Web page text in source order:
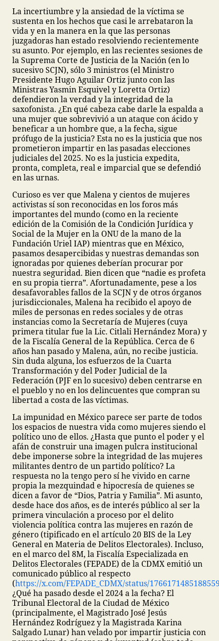
La incertiumbre y la ansiedad de la víctima se
sustenta en los hechos que casi le arrebataron la
vida y en la manera en la que las personas
juzgadoras han estado resolviendo recientemente
su asunto. Por ejemplo, en las recientes sesiones de
la Suprema Corte de Justicia de la Nación (en lo
sucesivo SCJN), sólo 3 ministros (el Ministro
Presidente Hugo Aguilar Ortiz junto con las
Ministras Yasmin Esquivel y Loretta Ortiz)
defendieron la verdad y la integridad de la
saxofonista. ¿En qué cabeza cabe darle la espalda a
una mujer que sobrevivió a un ataque con ácido y
beneficar a un hombre que, a la fecha, sigue
prófugo de la justicia? Esta no es la justicia que nos
prometieron impartir en las pasadas elecciones
judiciales del 2025. No es la justicia expedita,
pronta, completa, real e imparcial que se defendió
en las urnas.
Curioso es ver que Malena y cientos de mujeres
activistas sí son reconocidas en los foros más
importantes del mundo (como en la reciente
edición de la Comisión de la Condición Jurídica y
Social de la Mujer en la ONU de la mano de la
Fundación Uriel IAP) mientras que en México,
pasamos desapercibidas y nuestras demandas son
ignoradas por quienes deberían procurar por
nuestra seguridad. Bien dicen que “nadie es profeta
en su propia tierra”. Afortunadamente, pese a los
desafavorables fallos de la SCJN y de otros órganos
jurisdiccionales, Malena ha recibido el apoyo de
miles de personas en redes sociales y de otras
instancias como la Secretaría de Mujeres (cuya
primera titular fue la Lic. Citlali Hernández Mora) y
de la Fiscalía General de la República. Cerca de 6
años han pasado y Malena, aún, no recibe justicia.
Sin duda alguna, los esfuerzos de la Cuarta
Transformación y del Poder Judicial de la
Federación (PJF en lo sucesivo) deben centrarse en
el pueblo y no en los delincuentes que compran su
libertad a costa de las víctimas.
La impunidad en México parece ser parte de todos
los espacios de nuestra vida como mujeres siendo el
político uno de ellos. ¿Hasta que punto el poder y el
afán de construir una imagen pulcra institucional
debe imponerse sobre la integridad de las mujeres
militantes dentro de un partido político? La
respuesta no la tengo pero sí he vivido en carne
propia la mezquindad e hipocresía de quienes se
dicen a favor de “Dios, Patria y Familia”. Mi asunto,
desde hace dos años, es de interés público al ser la
primera vinculación a proceso por el delito
violencia política contra las mujeres en razón de
género (tipificado en el artículo 20 BIS de la Ley
General en Materia de Delitos Electorales). Incluso,
en el marco del 8M, la Fiscalía Especializada en
Delitos Electorales (FEPADE) de la CDMX emitió un
comunicado público al respecto
(https://x.com/FEPADE_CDMX/status/
¿Qué ha pasado desde el 2024 a la fecha? El
Tribunal Electoral de la Ciudad de México
(principalmente, el Magistrado José Jesús
Hernández Rodríguez y la Magistrada Karina
Salgado Lunar) han velado por impartir justicia con